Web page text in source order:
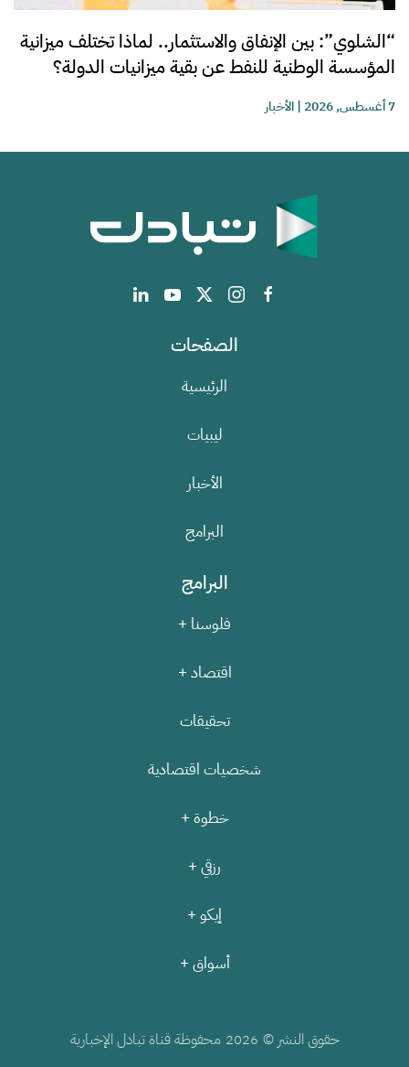
“الشلوي”: بين الإنفاق والاستثمار.. لماذا تختلف ميزانية
المؤسسة الوطنية للنفط عن بقية ميزانيات الدولة؟
7 أغسطس, 2026 |الأخبار
الصفحات
الرئيسية
ليبيات
الأخبار
البرامج
البرامج
فلوسنا +
اقتصاد +
تحقيقات
شخصيات اقتصادية
خطوة +
رزقي +
إيكو +
أسواق +
حقوق النشر © 2026 محفوظة قناة تبادل الإخبارية